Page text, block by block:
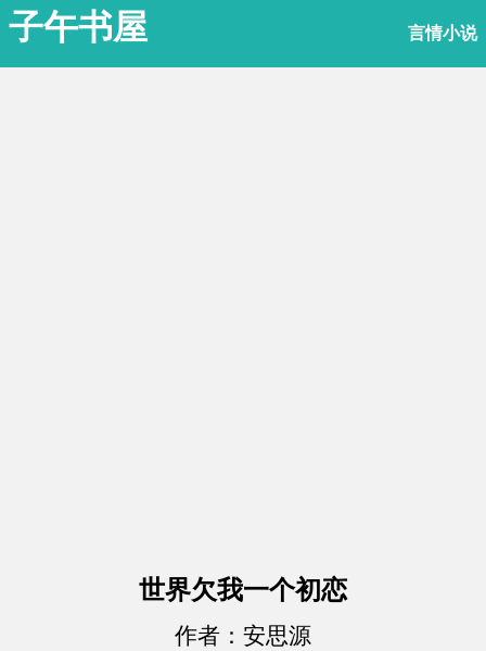
子午书屋 言情小说
世界欠我一个初恋
作者：安思源